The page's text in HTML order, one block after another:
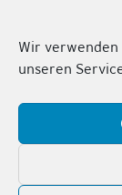
Wir verwenden
unseren
https://
Datenschutz
Impressum
Telefon: +43
Mobil: +43
Fax: +43